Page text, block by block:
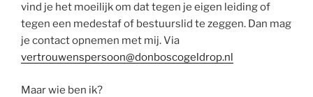
vind je het moeilijk om dat tegen je eigen leiding of
tegen een medestaf of bestuurslid te zeggen. Dan mag
je contact opnemen met mij. Via
vertrouwenspersoon@donboscogeldrop.nl
Maar wie ben ik?